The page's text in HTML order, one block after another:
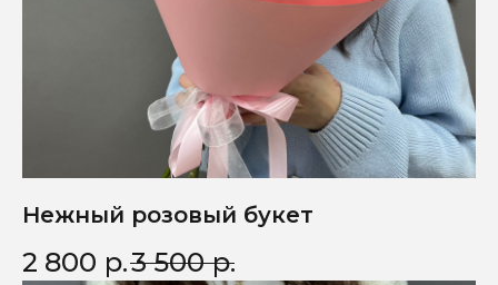
Нежный розовый букет
2 800 р.3 500 р.